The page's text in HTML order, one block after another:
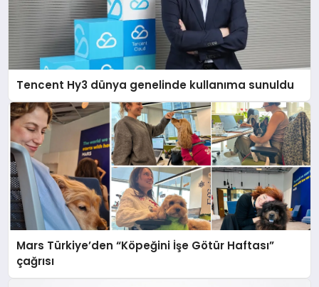
Tencent Hy3 dünya genelinde kullanıma sunuldu
Mars Türkiye’den “Köpeğini İşe Götür Haftası”
çağrısı